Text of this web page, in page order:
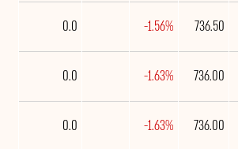
736.50
-1.56%
0.0
736.00
-1.63%
0.0
736.00
-1.63%
0.0